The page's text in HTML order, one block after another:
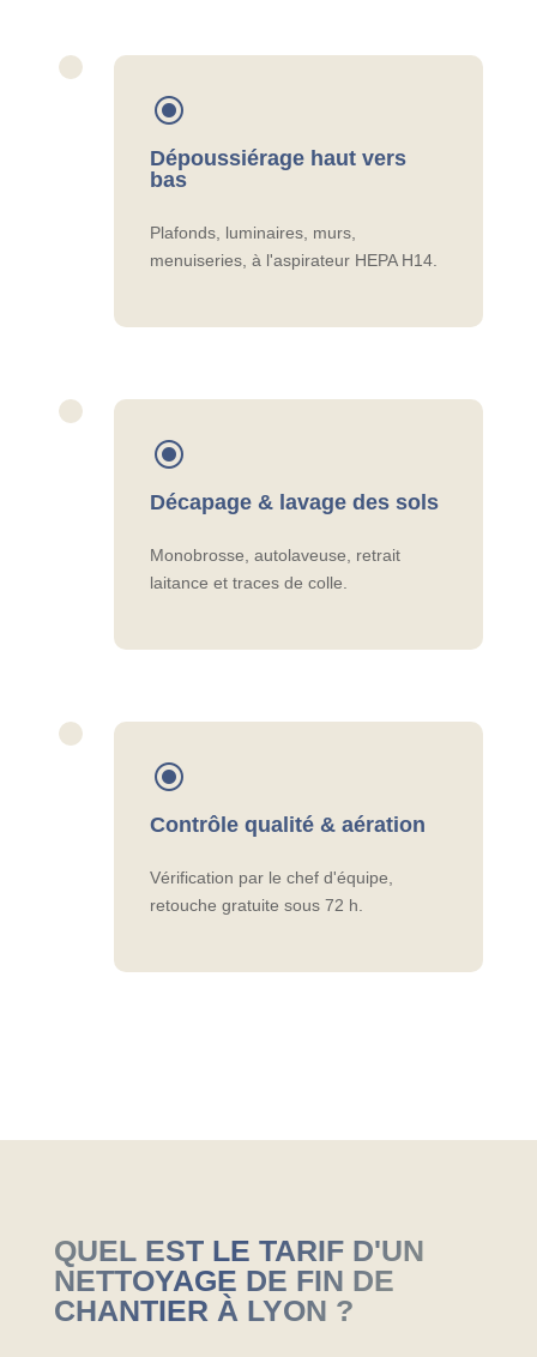
\
Dépoussiérage haut vers
bas
Plafonds, luminaires, murs,
menuiseries, à l'aspirateur HEPA H14.
\
Décapage & lavage des sols
Monobrosse, autolaveuse, retrait
laitance et traces de colle.
\
Contrôle qualité & aération
Vérification par le chef d'équipe,
retouche gratuite sous 72 h.
QUEL EST LE TARIF D'UN
NETTOYAGE DE FIN DE
CHANTIER À LYON ?